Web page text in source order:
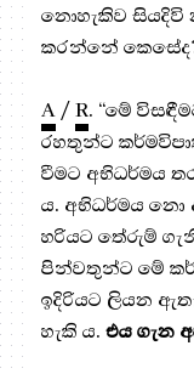
නොහැකිව සියදිවි
කරන්නේ
A /R. “මේ
රහතුන්ට
වීමට අභිධර්මය
ය. අභිධර්මය නො
හරියට තේරුම්
පින්වතුන්ට මේ
ඉදිරියට ලියන
හැකි ය.එය ගැන